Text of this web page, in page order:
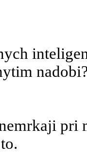
pri